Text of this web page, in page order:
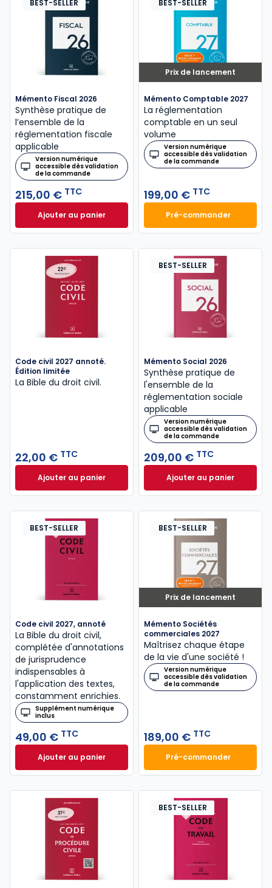
BEST-SELLER
Mémento Fiscal 2026
Synthèse pratique de
l’ensemble de la
réglementation fiscale
applicable
Version numérique
accessible dès validation
de la commande
215,00 € TTC
Ajouter au panierMémento Fiscal 2026 à 215,00 € TTC
Prix de lancement
BEST-SELLER
Mémento Comptable 2027
La réglementation
comptable en un seul
volume
Version numérique
accessible dès validation
de la commande
199,00 € TTC
Pré-commander
Mémento
Code civil 2027 annoté.
Édition limitée
La Bible du droit civil.
22,00 € TTC
Ajouter au panierCode civil 2027 annoté. Édition limitée à 22,00 € TTC
BEST-SELLER
Mémento Social 2026
Synthèse pratique de
l'ensemble de la
réglementation sociale
applicable
Version numérique
accessible dès validation
de la commande
209,00 € TTC
Ajouter au panier
Mémento Social
BEST-SELLER
Code civil 2027, annoté
La Bible du droit civil,
complétée d'annotations
de jurisprudence
indispensables à
l'application des textes,
constamment enrichies.
Supplément numérique
inclus
49,00 € TTC
Ajouter au panierCode civil 2027, annoté à 49,00 € TTC
Prix de lancement
BEST-SELLER
Mémento Sociétés
commerciales 2027
Maîtrisez chaque étape
de la vie d'une société !
Version numérique
accessible dès validation
de la commande
189,00 € TTC
Pré-commander
Mémento
BEST-SELLER